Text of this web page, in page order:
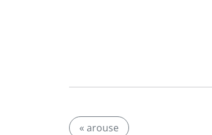
« arouse